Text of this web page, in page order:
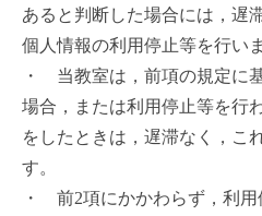
あると判断した場合には，遅
個人情報の利用停止等を行いま
・ 当教室は，前項の規定に
場合，または利用停止等を行
をしたときは，遅滞なく，こ
す。
・ 前2項にかかわらず，利